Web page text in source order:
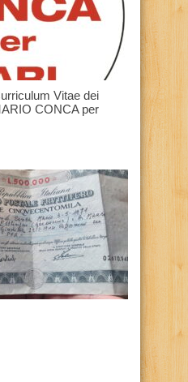
Vitae dei
CONCA per